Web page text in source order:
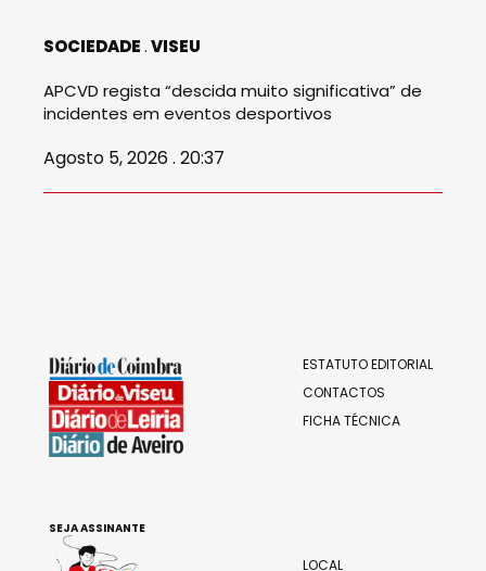
SOCIEDADE VISEU
APCVD regista “descida muito significativa” de
incidentes em eventos desportivos
Agosto 5, 2026 . 20:37
ESTATUTO EDITORIAL
CONTACTOS
FICHA TÉCNICA
LOCAL
SEJA ASSINANTE